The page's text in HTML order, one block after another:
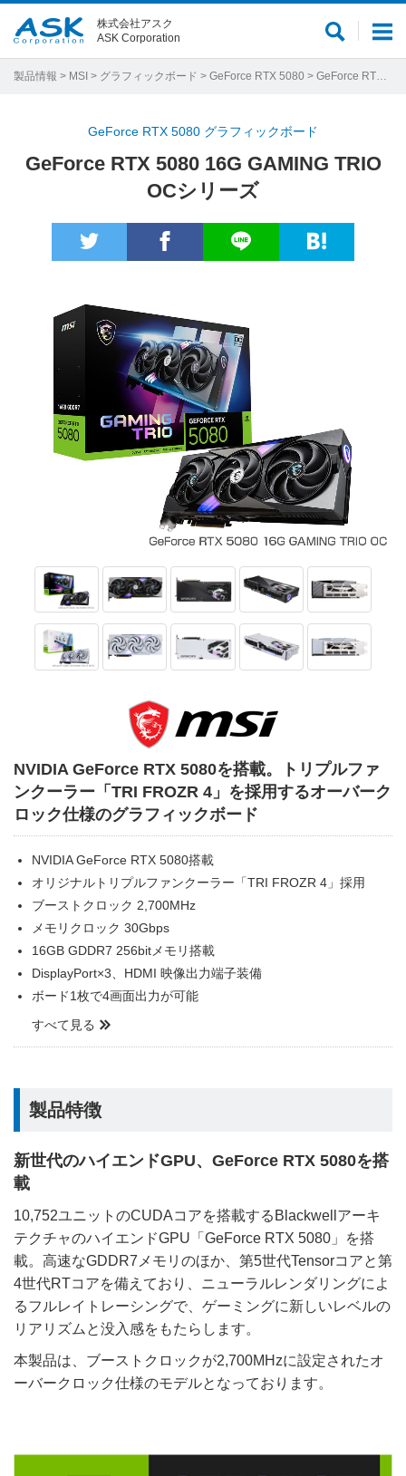
メ
ュ
サ
ト
株式会社アスク
ASK Corporation
製品情報 > MSI > グラフィックボード > GeForce RTX 5080 > GeForce RTX 5080 16G GAMING TRIO OCシリーズ
GeForce RTX 5080 グラフィックボード
GeForce RTX 5080 16G GAMING TRIO
OCシリーズ
NVIDIA GeForce RTX 5080を搭載。トリプルファ
ンクーラー「TRI FROZR 4」を採用するオーバーク
ロック仕様のグラフィックボード
NVIDIA GeForce RTX 5080搭載
オリジナルトリプルファンクーラー「TRI FROZR 4」採用
ブーストクロック 2,700MHz
メモリクロック 30Gbps
16GB GDDR7 256bitメモリ搭載
DisplayPort×3、HDMI 映像出力端子装備
ボード1枚で4画面出力が可能
すべて見る
製品特徴
新世代のハイエンドGPU、GeForce RTX 5080を搭
載
10,752ユニットのCUDAコアを搭載するBlackwellアーキ
テクチャのハイエンドGPU「GeForce RTX 5080」を搭
載。高速なGDDR7メモリのほか、第5世代Tensorコアと第
4世代RTコアを備えており、ニューラルレンダリングによ
るフルレイトレーシングで、ゲーミングに新しいレベルの
リアリズムと没入感をもたらします。
本製品は、ブーストクロックが2,700MHzに設定されたオ
ーバークロック仕様のモデルとなっております。